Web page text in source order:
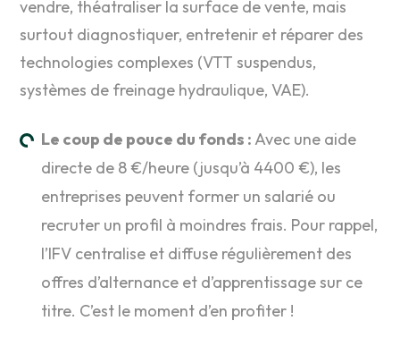
vendre, théatraliser la surface de vente, mais
surtout diagnostiquer, entretenir et réparer des
technologies complexes (VTT suspendus,
systèmes de freinage hydraulique, VAE).
Le coup de pouce du fonds :Avec une aide
directe de 8 €/heure (jusqu’à 4400 €), les
entreprises peuvent former un salarié ou
recruter un profil à moindres frais. Pour rappel,
l’IFV centralise et diffuse régulièrement des
offres d’alternance et d’apprentissage sur ce
titre. C’est le moment d’en profiter !